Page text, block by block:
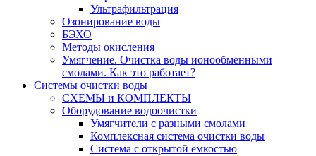
Ультрафильтрация
Озонирование воды
БЭХО
Методы окисления
Умягчение. Очистка воды ионообменными
смолами. Как это работает?
Системы очистки воды
СХЕМЫ и КОМПЛЕКТЫ
Оборудование водоочистки
Умягчители с разными смолами
Комплексная система очистки воды
Система с открытой емкостью